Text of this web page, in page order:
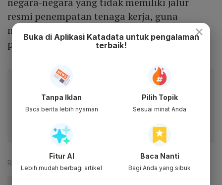
resmi penempatan tenaga kerja, guna
menghindari risiko menjadi korban
perdagangan manusia dan eksploitasi.
Baca artikel ini lewat aplikasi mobile.
Dapatkan pengalaman membaca lebih nyaman dan nikmati
fitur menarik lainnya lewat aplikasi mobile Katadata.
Reporter:
×
Buka di Aplikasi Katadata untuk pengalaman
terbaik!
Tanpa Iklan
Baca berita lebih nyaman
Pilih Topik
Sesuai minat Anda
Fitur AI
Lebih mudah berbagi artikel
Baca Nanti
Bagi Anda yang sibuk